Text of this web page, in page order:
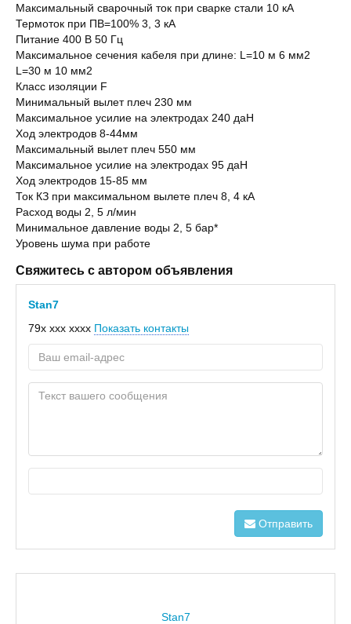
Максимальный сварочный ток при сварке стали 10 кА
Термоток при ПВ=100% 3, 3 кА
Питание 400 В 50 Гц
Максимальное сечения кабеля при длине: L=10 м 6 мм2
L=30 м 10 мм2
Класс изоляции F
Минимальный вылет плеч 230 мм
Максимальное усилие на электродах 240 даН
Ход электродов 8-44мм
Максимальный вылет плеч 550 мм
Максимальное усилие на электродах 95 даН
Ход электродов 15-85 мм
Ток КЗ при максимальном вылете плеч 8, 4 кА
Расход воды 2, 5 л/мин
Минимальное давление воды 2, 5 бар*
Уровень шума при работе
Свяжитесь с автором объявления
Stan7
79x xxx xxxx Показать контакты
Отправить
Stan7